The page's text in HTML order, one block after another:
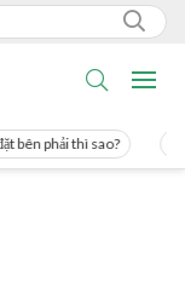
thì sao?